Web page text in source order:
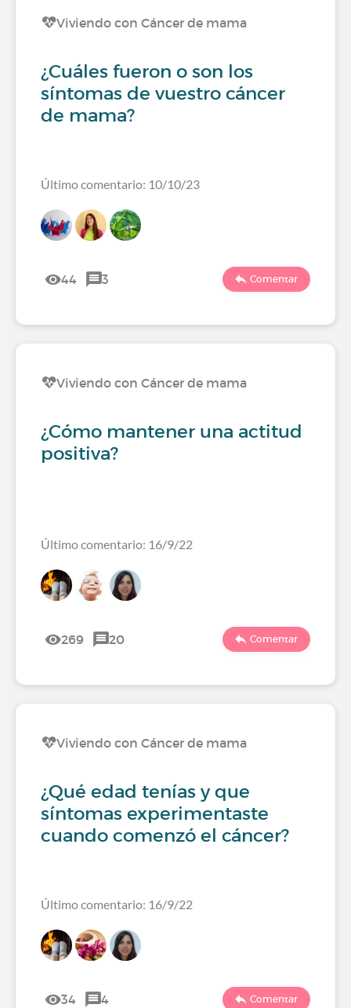
Viviendo con Cáncer de mama
¿Cuáles fueron o son los
síntomas de vuestro cáncer
de mama?
Último comentario: 10/10/23
44 3 Comentar
Viviendo con Cáncer de mama
¿Cómo mantener una actitud
positiva?
Último comentario: 16/9/22
269 20 Comentar
Viviendo con Cáncer de mama
¿Qué edad tenías y que
síntomas experimentaste
cuando comenzó el cáncer?
Último comentario: 16/9/22
34 4 Comentar